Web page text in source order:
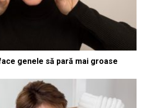
genele să pară mai groase